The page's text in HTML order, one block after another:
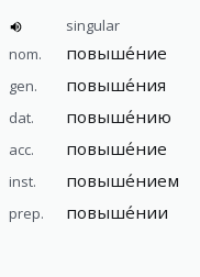
singular
nom.
повыше́ние
gen. повыше́ния
dat. повыше́нию
acc. повыше́ние
inst. повыше́нием
prep. повыше́нии